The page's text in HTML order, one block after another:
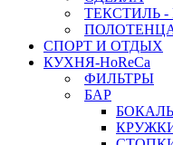
ТЕКСТИЛЬ -
СПОРТ И ОТДЫХ
КУХНЯ-HoReCa
ФИЛЬТРЫ
БАР